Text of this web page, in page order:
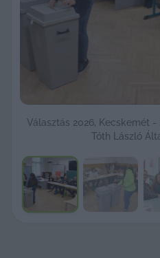
Választás 2026, Kecskemét
Tóth László